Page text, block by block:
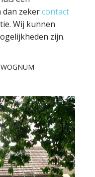
dan zekercontact
Wij kunnen
zijn.